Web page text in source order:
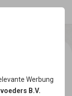
Werbung
B.V.